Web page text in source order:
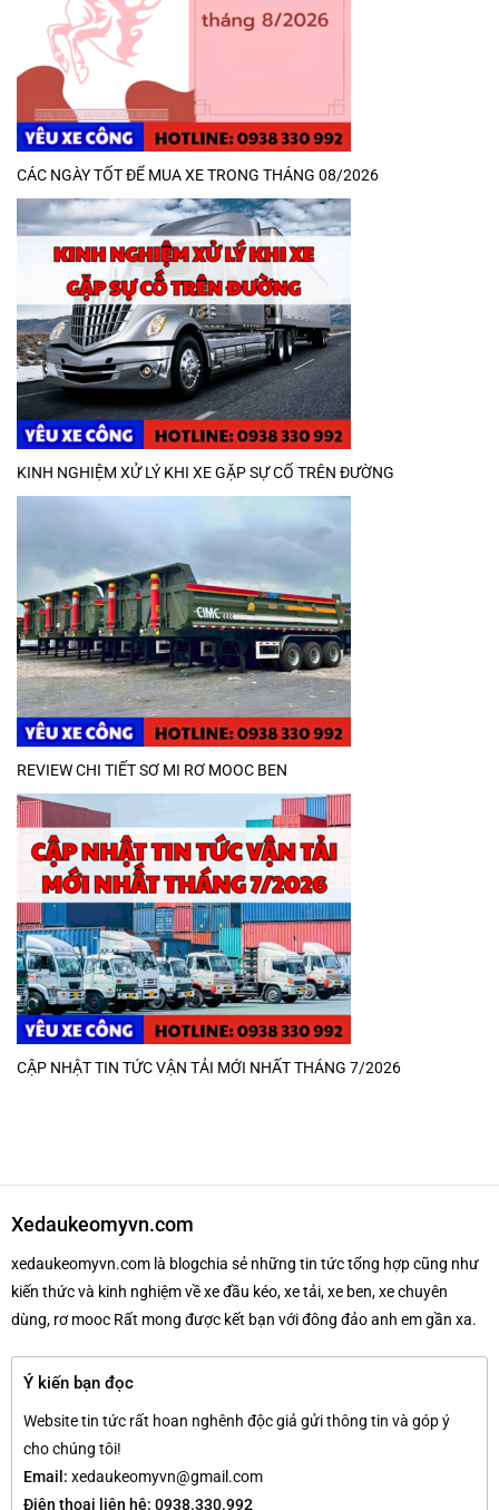
CÁC NGÀY TỐT ĐỂ MUA XE TRONG THÁNG 08/2026
KINH NGHIỆM XỬ LÝ KHI XE GẶP SỰ CỐ TRÊN ĐƯỜNG
REVIEW CHI TIẾT SƠ MI RƠ MOOC BEN
CẬP NHẬT TIN TỨC VẬN TẢI MỚI NHẤT THÁNG 7/2026
Xedaukeomyvn.com
xedaukeomyvn.com là blogchia sẻ những tin tức tổng hợp cũng như
kiến thức và kinh nghiệm về xe đầu kéo, xe tải, xe ben, xe chuyên
dùng, rơ mooc Rất mong được kết bạn với đông đảo anh em gần xa.
Ý kiến bạn đọc
Website tin tức rất hoan nghênh độc giả gửi thông tin và góp ý
cho chúng tôi!
Email: xedaukeomyvn@gmail.com
Điện thoại liên hệ: 0938.330.992